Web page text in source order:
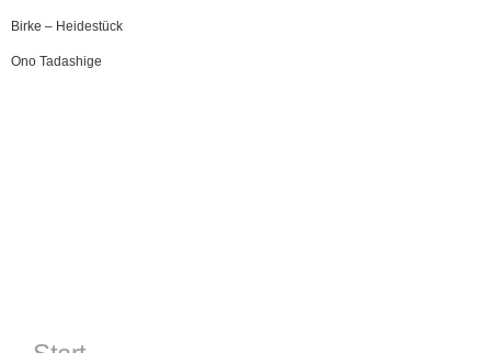
Birke – Heidestück
Ono Tadashige